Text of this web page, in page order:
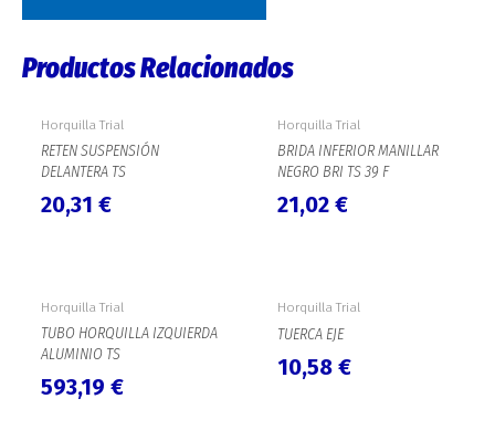
Productos Relacionados
Horquilla Trial
RETEN SUSPENSIÓN
DELANTERA TS
20,31 €
Horquilla Trial
BRIDA INFERIOR MANILLAR
NEGRO BRI TS 39 F
21,02 €
Horquilla Trial
TUBO HORQUILLA IZQUIERDA
ALUMINIO TS
593,19 €
Horquilla Trial
TUERCA EJE
10,58 €